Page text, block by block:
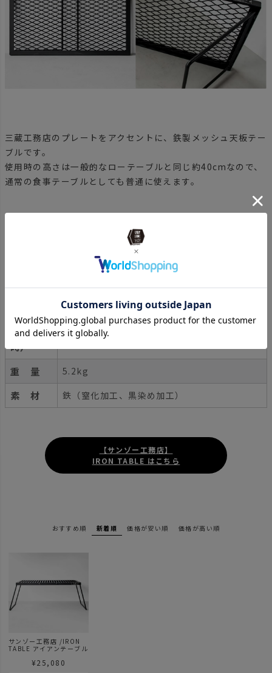
三蔵工務店のプレートをアクセントに、鉄製メッシュ天板テー
ブルです。
使用時の高さは一般的なローテーブルと同じ約40cmなので、
通常の食事テーブルとしても普通に使えます。
サイズ
（収納
時）
665mm×395mm×25mm
重 量 5.2kg
素 材 鉄（窒化加工、黒染め加工）
【サンゾー工務店】
IRON TABLE はこちら
おすすめ順 新着順 価格が安い順 価格が高い順
サンゾー工務店 /IRON
TABLE アイアンテーブル
¥25,080